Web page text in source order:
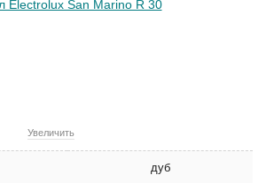
Увеличить
дуб